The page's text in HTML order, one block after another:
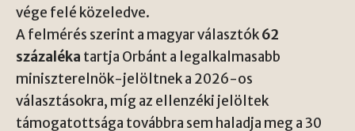
vége felé közeledve.
A felmérés szerint a magyar választók62
százaléka tartja Orbánt a legalkalmasabb
miniszterelnök-jelöltnek a 2026-os
választásokra, míg az ellenzéki jelöltek
támogatottsága továbbra sem haladja meg a 30